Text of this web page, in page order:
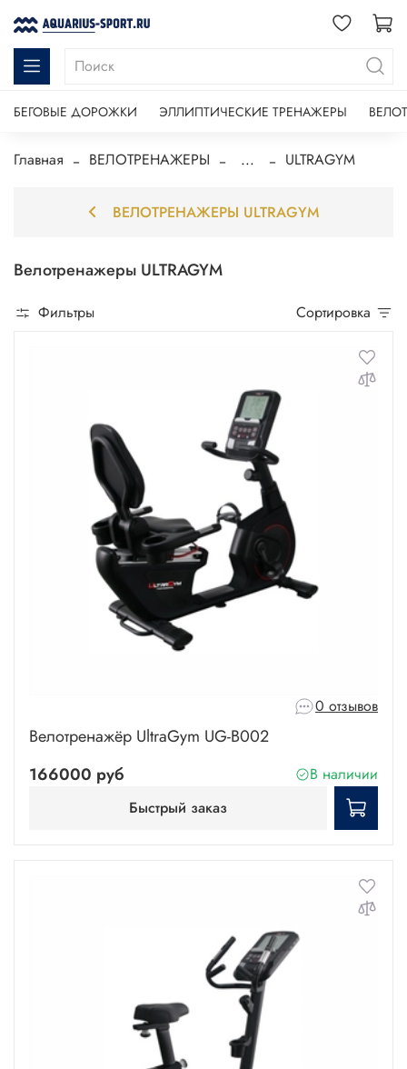
БЕГОВЫЕ ДОРОЖКИ ЭЛЛИПТИЧЕСКИЕ ТРЕНАЖЕРЫ
Главная ВЕЛОТРЕНАЖЕРЫ ... ULTRAGYM
Велотренажеры ULTRAGYM
Фильтры Сортировка
0 отзывов
Велотренажёр UltraGym UG-B002
166000 руб
В наличии
Быстрый заказ
ВЕЛОТРЕНАЖЕРЫ ULTRAGYM